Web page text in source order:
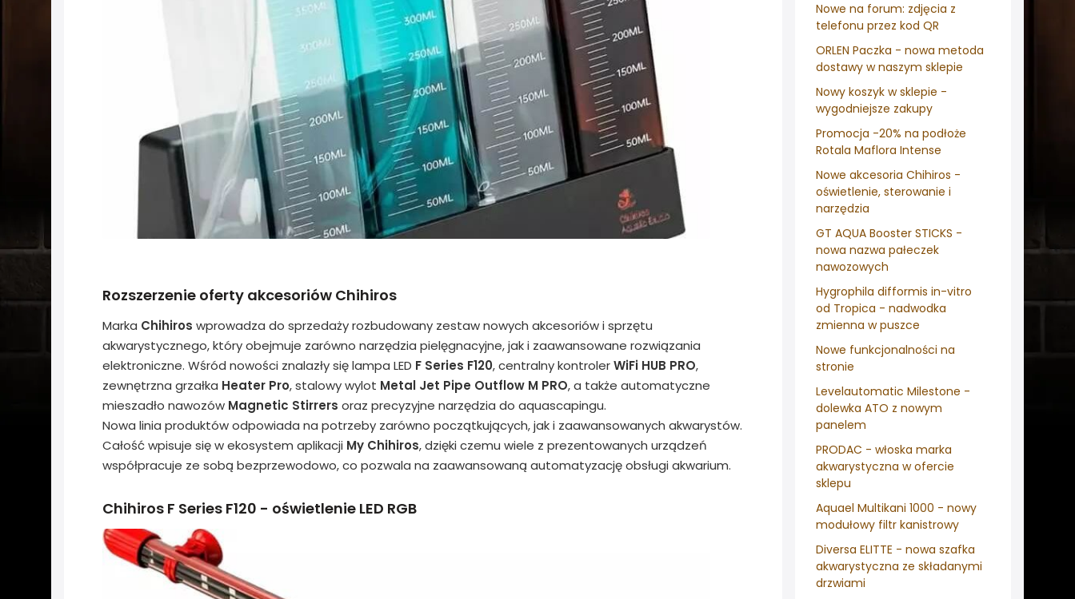
Nowe na forum: zdjęcia z
telefonu przez kod QR
ORLEN Paczka - nowa metoda
dostawy w naszym sklepie
Nowy koszyk w sklepie -
wygodniejsze zakupy
Promocja -20% na podłoże
Rotala Maflora Intense
Nowe akcesoria Chihiros -
oświetlenie, sterowanie i
narzędzia
GT AQUA Booster STICKS -
nowa nazwa pałeczek
nawozowych
Hygrophila difformis in-vitro
od Tropica - nadwodka
zmienna w puszce
Nowe funkcjonalności na
stronie
Levelautomatic Milestone -
dolewka ATO z nowym
panelem
PRODAC - włoska marka
akwarystyczna w ofercie
sklepu
Aquael Multikani 1000 - nowy
modułowy filtr kanistrowy
Diversa ELITTE - nowa szafka
akwarystyczna ze składanymi
drzwiami
Rozszerzenie oferty akcesoriów Chihiros
Marka Chihiros wprowadza do sprzedaży rozbudowany zestaw nowych akcesoriów i sprzętu
akwarystycznego, który obejmuje zarówno narzędzia pielęgnacyjne, jak i zaawansowane rozwiązania
elektroniczne. Wśród nowości znalazły się lampa LED F Series F120, centralny kontrolerWiFi HUB PRO,
zewnętrzna grzałka Heater Pro, stalowy wylot Metal Jet Pipe Outflow M PRO, a także automatyczne
mieszadło nawozów Magnetic Stirrers oraz precyzyjne narzędzia do aquascapingu.
Nowa linia produktów odpowiada na potrzeby zarówno początkujących, jak i zaawansowanych akwarystów.
Całość wpisuje się w ekosystem aplikacji My Chihiros, dzięki czemu wiele z prezentowanych urządzeń
współpracuje ze sobą bezprzewodowo, co pozwala na zaawansowaną automatyzację obsługi akwarium.
Chihiros F Series F120 - oświetlenie LED RGB